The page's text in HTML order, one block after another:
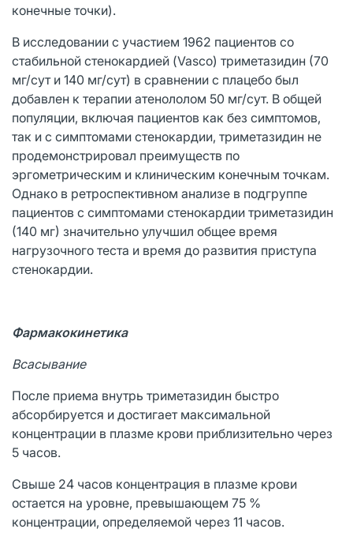
конечные точки).
В исследовании с участием 1962 пациентов со
стабильной стенокардией (Vasco) триметазидин (70
мг/сут и 140 мг/сут) в сравнении с плацебо был
добавлен к терапии атенололом 50 мг/сут. В общей
популяции, включая пациентов как без симптомов,
так и с симптомами стенокардии, триметазидин не
продемонстрировал преимуществ по
эргометрическим и клиническим конечным точкам.
Однако в ретроспективном анализе в подгруппе
пациентов с симптомами стенокардии триметазидин
(140 мг) значительно улучшил общее время
нагрузочного теста и время до развития приступа
стенокардии.
Фармакокинетика
Всасывание
После приема внутрь триметазидин быстро
абсорбируется и достигает максимальной
концентрации в плазме крови приблизительно через
5 часов.
Свыше 24 часов концентрация в плазме крови
остается на уровне, превышающем 75 %
концентрации, определяемой через 11 часов.